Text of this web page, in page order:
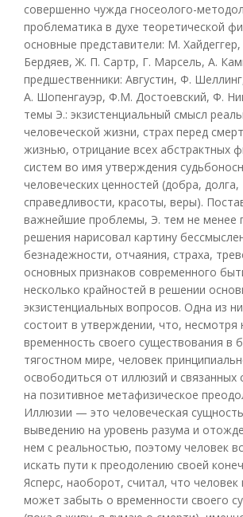
совершенно чужда гносеолого-
проблематика в духе теоретической
основные представители: М.
Бердяев, Ж. П. Сартр, Г. Марсель, А.
предшественники: Августин, Ф.
А. Шопенгауэр, Ф.М. Достоевский, Ф.
темы Э.: экзистенциальный смысл
человеческой жизни, страх перед
жизнью, отрицание всех абстрактных
систем во имя утверждения
человеческих ценностей (добра, долга,
справедливости, красоты, веры).
важнейшие проблемы, Э. тем не менее
решения нарисовал картину
безнадежности, отчаяния, страха,
основных признаков современного
несколько крайностей в решении
экзистенциальных вопросов. Одна из
состоит в утверждении, что, несмотря
временность своего существования в
тягостном мире, человек
освободиться от иллюзий и связанных
на позитивное метафизическое
Иллюзии — это человеческая
выведению на уровень разума и
нем с реальностью, поэтому человек
искать пути к преодолению своей
Ясперс, наоборот, считал, что человек
может забыть о временности своего